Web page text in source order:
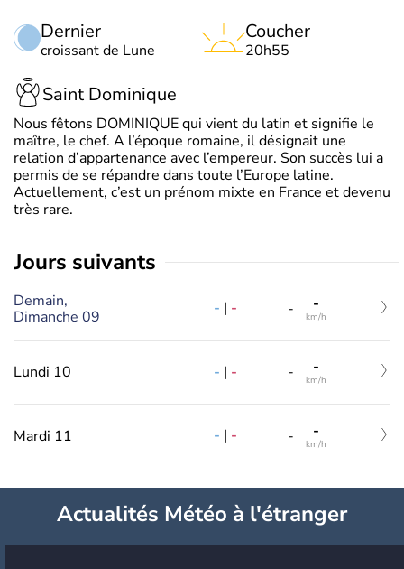
Dernier
croissant de Lune
Coucher
20h55
Saint Dominique
Nous fêtons DOMINIQUE qui vient du latin et signifie le
maître, le chef. A l’époque romaine, il désignait une
relation d’appartenance avec l’empereur. Son succès lui a
permis de se répandre dans toute l’Europe latine.
Actuellement, c’est un prénom mixte en France et devenu
très rare.
jours suivants
Demain,
Dimanche 09
- | - - -
km/h
Lundi 10 - | - - -
km/h
Mardi 11 - | - - -
km/h
Actualités Météo à l'étranger